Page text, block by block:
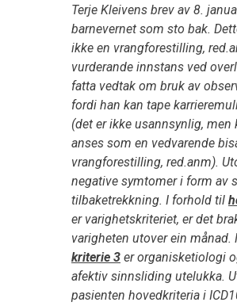
Terje Kleivens brev av 8.
barnevernet som sto bak.
ikke en vrangforestilling,
vurderande innstans ved
fatta vedtak om bruk av
fordi han kan tape
(det er ikke usannsynlig, men
anses som en vedvarende
vrangforestilling, red.anm).
negative symtomer i form av
tilbaketrekkning. I forhold til
er varighetskriteriet, er det
varigheten utover ein månad.
kriterie 3 er organisketiologi
afektiv sinnsliding utelukka.
pasienten hovedkriteria i